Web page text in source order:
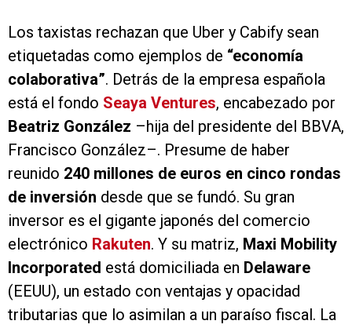
Los taxistas rechazan que Uber y Cabify sean
etiquetadas como ejemplos de “economía
colaborativa”. Detrás de la empresa española
está el fondo Seaya Ventures, encabezado por
Beatriz González –hija del presidente del BBVA,
Francisco González–. Presume de haber
reunido 240 millones de euros en cinco rondas
de inversión desde que se fundó. Su gran
inversor es el gigante japonés del comercio
electrónico Rakuten. Y su matriz, Maxi Mobility
Incorporated está domiciliada en Delaware
(EEUU), un estado con ventajas y opacidad
tributarias que lo asimilan a un paraíso fiscal. La